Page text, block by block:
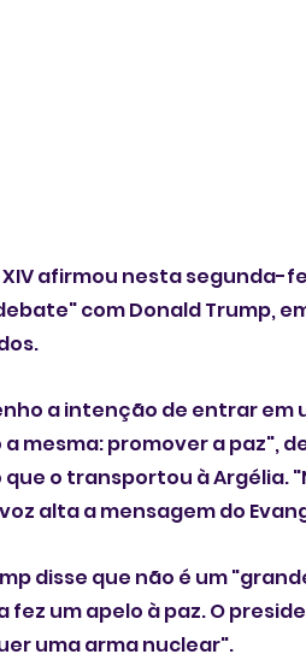
XIV afirmou nesta segunda-
com Donald Trump,
a intenção de entrar em
mesma: promover a paz",
o transportou à Argélia.
alta a mensagem do
disse que não é um
fez um apelo à paz. O
uma arma nuclear".